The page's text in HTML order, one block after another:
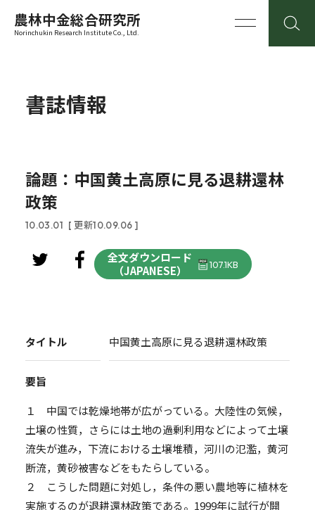
農林中金総合研究所
Norinchukin Research Institute Co., Ltd.
書誌情報
論題：中国黄土高原に見る退耕還林
政策
10.03.01 [ 更新10.09.06 ]
全文ダウンロード
（JAPANESE）
107.1KB
タイトル 中国黄土高原に見る退耕還林政策
要旨
１ 中国では乾燥地帯が広がっている。大陸性の気候，
土壌の性質，さらには土地の過剰利用などによって土壌
流失が進み，下流における土壌堆積，河川の氾濫，黄河
断流，黄砂被害などをもたらしている。
２ こうした問題に対処し，条件の悪い農地等に植林を
実施するのが退耕還林政策である。1999年に試行が開